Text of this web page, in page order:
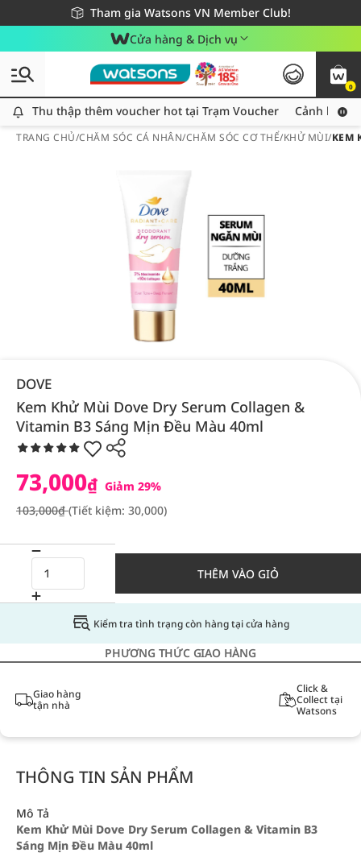
Tham gia Watsons VN Member Club!
Miễn phí giao hàng cho đơn hàng từ 249,000Đ
Giao hàng nhanh 24h - Áp dụng khu vực TP. Hồ Chí Minh
Cửa hàng & Dịch vụ
0
Thu thập thêm voucher hot tại Trạm Voucher
Thu thập thêm voucher hot tại Trạm Voucher Cảnh báo
TRANG CHỦ/CHĂM SÓC CÁ NHÂN/CHĂM SÓC CƠ THỂ/KHỬ MÙI/KEM
DOVE
Kem Khử Mùi Dove Dry Serum Collagen &
Vitamin B3 Sáng Mịn Đều Màu 40ml
73,000₫ Giảm 29%
103,000₫(Tiết kiệm: 30,000)
THÊM VÀO GIỎ
Kiểm tra tình trạng còn hàng tại cửa hàng
PHƯƠNG THỨC GIAO HÀNG
Giao hàng
tận nhà
Click &
Collect tại
Watsons
THÔNG TIN SẢN PHẨM
Mô Tả
Kem Khử Mùi Dove Dry Serum Collagen & Vitamin B3
Sáng Mịn Đều Màu 40ml